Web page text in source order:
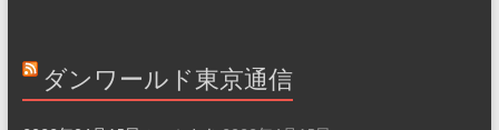
ダンワールド東京通信